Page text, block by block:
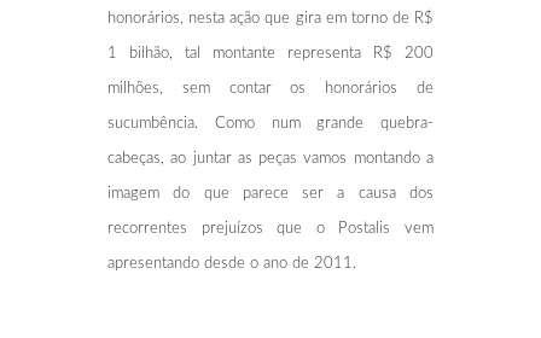
honorários, nesta ação que gira em torno de R$
1 bilhão, tal montante representa R$ 200
milhões, sem contar os honorários de
sucumbência. Como num grande quebra-
cabeças, ao juntar as peças vamos montando a
imagem do que parece ser a causa dos
recorrentes prejuízos que o Postalis vem
apresentando desde o ano de 2011.